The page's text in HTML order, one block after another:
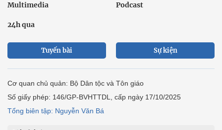
Multimedia Podcast
24h qua
Tuyến bài Sự kiện
Cơ quan chủ quản: Bộ Dân tộc và Tôn giáo
Số giấy phép: 146/GP-BVHTTDL, cấp ngày 17/10/2025
Tổng biên tập: Nguyễn Văn Bá